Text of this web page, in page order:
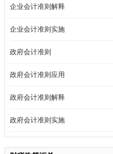
企业会计准则解释
企业会计准则实施
政府会计准则
政府会计准则应用
政府会计准则解释
政府会计准则实施